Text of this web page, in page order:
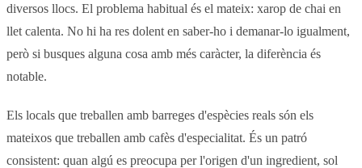
diversos llocs. El problema habitual és el mateix: xarop de chai en
llet calenta. No hi ha res dolent en saber-ho i demanar-lo igualment,
però si busques alguna cosa amb més caràcter, la diferència és
notable.
Els locals que treballen amb barreges d'espècies reals són els
mateixos que treballen amb cafès d'especialitat. És un patró
consistent: quan algú es preocupa per l'origen d'un ingredient, sol